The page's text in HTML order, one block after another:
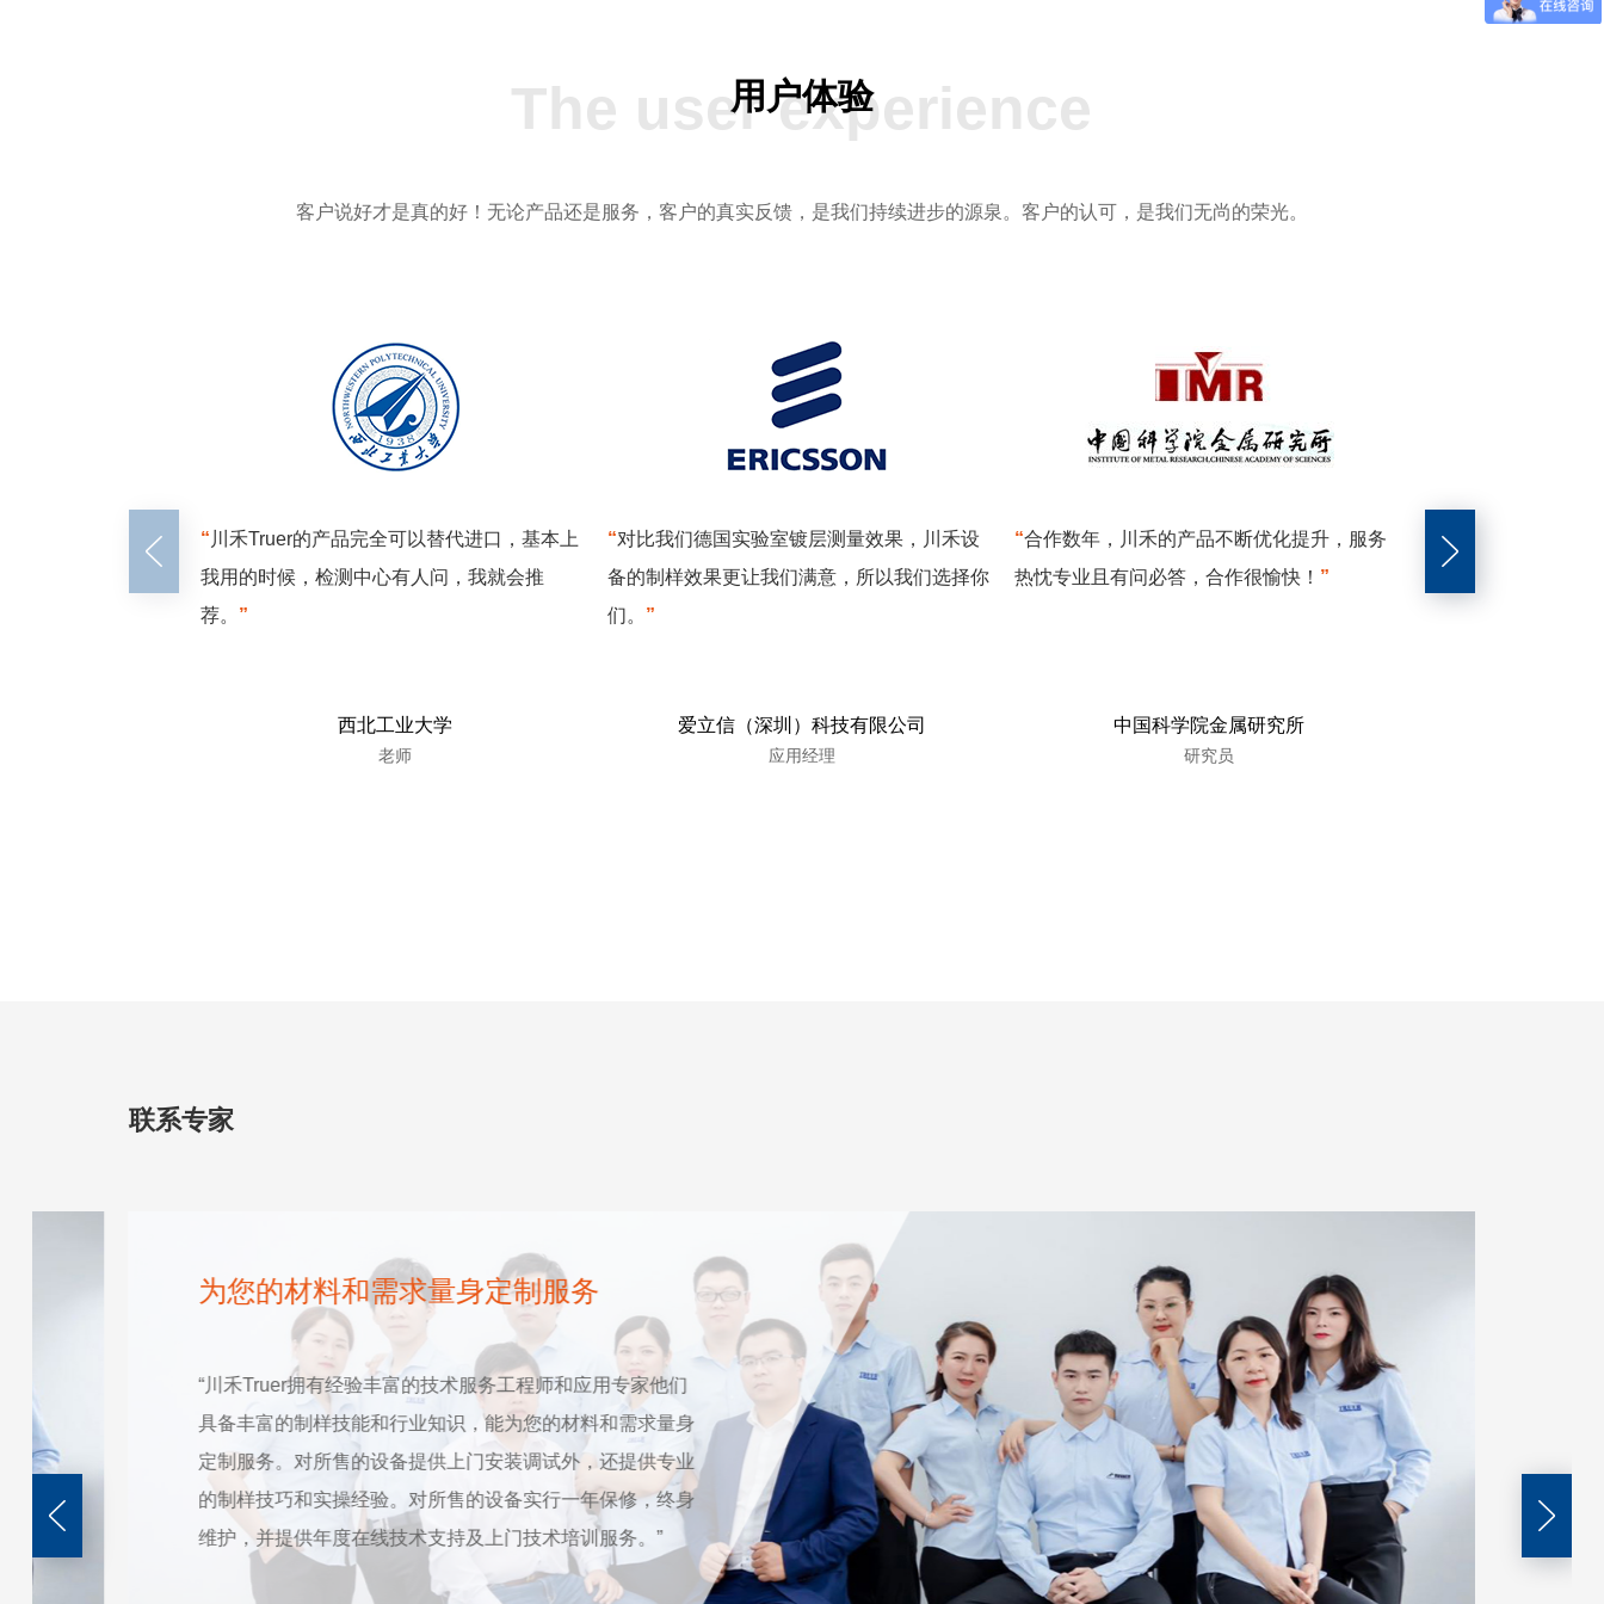
The user experience
用户体验
客户说好才是真的好！无论产品还是服务，客户的真实反馈，是我们持续进步的源泉。客户的认可，是我们无尚的荣光。
“ 川禾Truer的产品完全可以替代进口，基本上
我用的时候，检测中心有人问，我就会推
荐。 ”
西北工业大学
老师
“对比我们德国实验室镀层测量效果，川禾设
备的制样效果更让我们满意，所以我们选择你
们。 ”
爱立信（深圳）科技有限公司
应用经理
“合作数年，川禾的产品不断优化提升，服务
热忱专业且有问必答，合作很愉快！ ”
中国科学院金属研究所
研究员
我们一直用进口的
联系专家
为您的材料和需求量身定制服务
“川禾Truer拥有经验丰富的技术服务工程师和应用专家他们
具备丰富的制样技能和行业知识，能为您的材料和需求量身
定制服务。对所售的设备提供上门安装调试外，还提供专业
的制样技巧和实操经验。对所售的设备实行一年保修，终身
维护，并提供年度在线技术支持及上门技术培训服务。”